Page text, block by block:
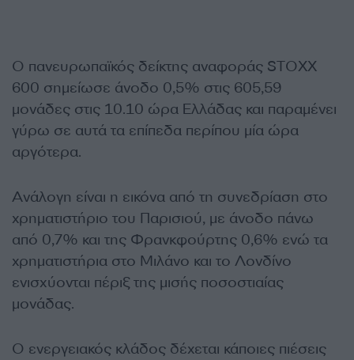
Ο πανευρωπαϊκός δείκτης αναφοράς STOXX
600 σημείωσε άνοδο 0,5% στις 605,59
μονάδες στις 10.10 ώρα Ελλάδας και παραμένει
γύρω σε αυτά τα επίπεδα περίπου μία ώρα
αργότερα.
Ανάλογη είναι η εικόνα από τη συνεδρίαση στο
χρηματιστήριο του Παρισιού, με άνοδο πάνω
από 0,7% και της Φρανκφούρτης 0,6% ενώ τα
χρηματιστήρια στο Μιλάνο και το Λονδίνο
ενισχύονται πέριξ της μισής ποσοστιαίας
μονάδας.
Ο ενεργειακός κλάδος δέχεται κάποιες πιέσεις